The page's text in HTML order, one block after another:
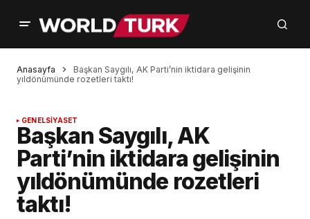
Anasayfa
Başkan Saygılı, AK Parti’nin iktidara gelişinin
yıldönümünde rozetleri taktı!
GENELSİYASET
Başkan Saygılı, AK
Parti’nin iktidara gelişinin
yıldönümünde rozetleri
taktı!